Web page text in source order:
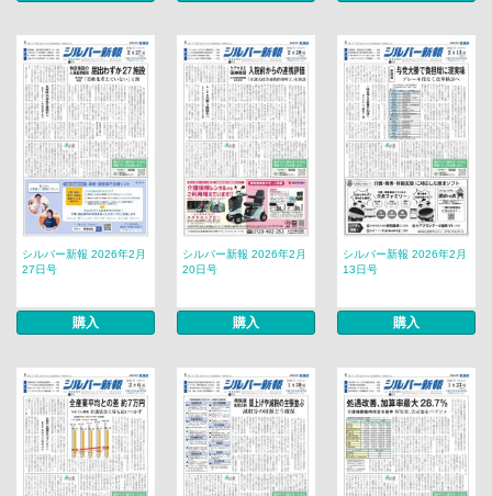
シルバー新報 2026年2月
27日号
購入
シルバー新報 2026年2月
20日号
購入
シルバー新報 2026年2月
13日号
購入